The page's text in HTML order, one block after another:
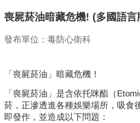
務
區
業
員
區
喪屍菸油暗藏危機! (多國語言
發布單位：毒防心衛科
「喪屍菸油」暗藏危機！
「喪屍菸油」是含依托咪酯（
菸，正滲透進各種娛樂場所，吸食
即發作，並造成以下問題：